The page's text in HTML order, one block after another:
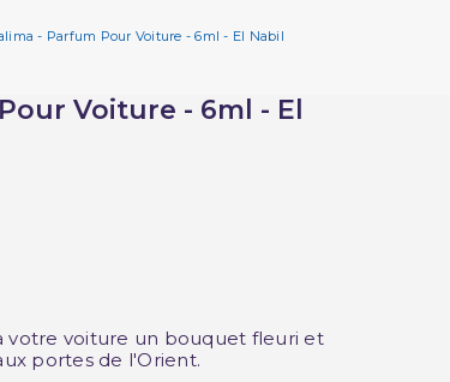
- Parfum Pour Voiture - 6ml - El Nabil
Voiture - 6ml - El
votre voiture un bouquet fleuri et
portes de l'Orient.